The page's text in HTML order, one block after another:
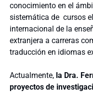
conocimiento en el
sistemática de cursos
internacional de la
extranjera a carreras
traducción en idiomas
Actualmente, la Dra.
proyectos de